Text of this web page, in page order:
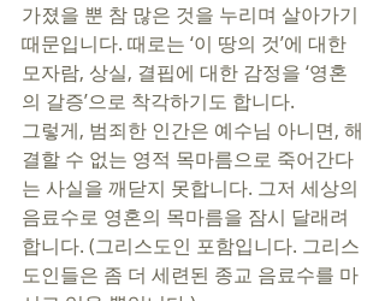
가졌을 뿐 참 많은 것을 누리며 살아가기
때문입니다. 때로는 ‘이 땅의 것’에 대한
모자람, 상실, 결핍에 대한 감정을 ‘영혼
의 갈증’으로 착각하기도 합니다.
그렇게, 범죄한 인간은 예수님 아니면, 해
결할 수 없는 영적 목마름으로 죽어간다
는 사실을 깨닫지 못합니다. 그저 세상의
음료수로 영혼의 목마름을 잠시 달래려
합니다. (그리스도인 포함입니다. 그리스
도인들은 좀 더 세련된 종교 음료수를 마